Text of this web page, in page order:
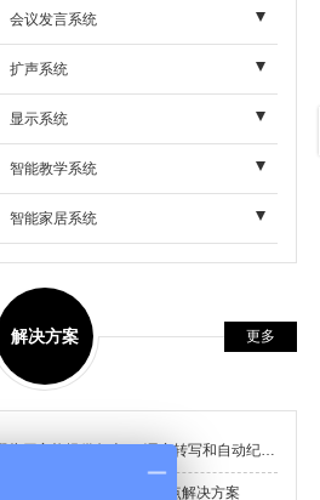
- 智能触摸屏
- 智能扩展模块
- 混合矩阵系列
- HDMI矩阵系列
- DVI矩阵系列
- VGA矩阵系列
- SDI矩阵系列
- RGB矩阵系列
- AV矩阵系列
- 图像处理系列
- 切换/分配/延长/转换系列
会议发言系统
- 高端网络型手拉手系列
- 经济型手拉手系列
- 普通型手拉手系列
- 无线会议话筒
- 同声传译系统
扩声系统
- 专业音箱
- 专业功放
- 扩声周边
显示系统
智能教学系统
- 教学录播
- 中央控制器
智能家居系统
解决方案 更多
哪些厂家能提供包含 AI 语音转写和自动纪要的无纸化会议解决方案
无纸化会议系统搭建常见痛点解决方案